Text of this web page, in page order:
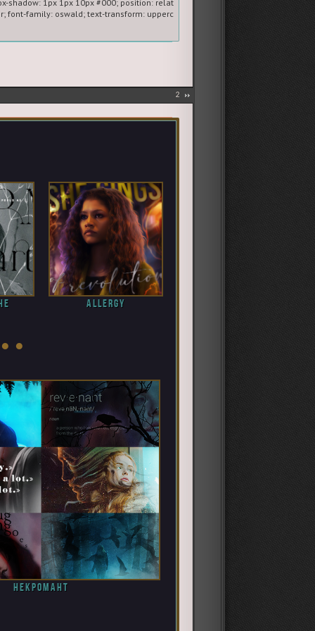
shadow: 1px 1px 10px #000; position: relative;}
family: oswald; text-transform: uppercase; letter-spacing: 1px; font-size:
работы некоторых артеров. Кто-то впервые пробует силы в работе с
графисты, главное условие отбора — шаг вперед к развитию
2
Allergy
●
некромант